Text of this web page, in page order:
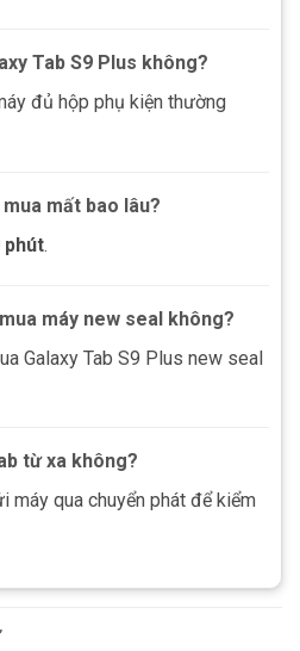
Tab S9 Plus không?
đủ hộp phụ kiện thường
mất bao lâu?
phút.
máy new seal không?
Galaxy Tab S9 Plus new seal
từ xa không?
máy qua chuyển phát để kiểm